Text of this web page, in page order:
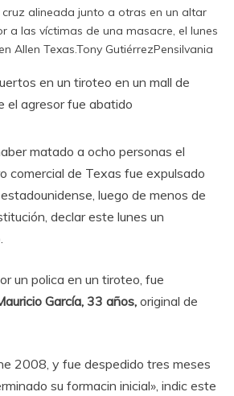
alineada junto a otras en un altar
a las víctimas de una masacre, el lunes
Allen Texas.Tony GutiérrezPensilvania
en un tiroteo en un mall de
el agresor fue abatido
matado a ocho personas el
comercial de Texas fue expulsado
luego de menos de
declar este lunes un
un polica en un tiroteo, fue
García, 33 años,original de
2008, y fue despedido tres meses
su formacin inicial», indic este